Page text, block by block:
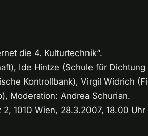
die 4. Kulturtechnik“.
Ide Hintze (Schule für Dichtung
Kontrollbank), Virgil Widrich
Moderation: Andrea Schurian.
1010 Wien, 28.3.2007, 18.00 Uhr